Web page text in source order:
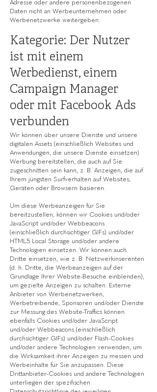
Adresse oder andere personenbezogenen
Daten nicht an Werbeunternehmen oder
Werbenetzwerke weitergeben.
Kategorie: Der Nutzer
ist mit einem
Werbedienst, einem
Campaign Manager
oder mit Facebook Ads
verbunden
Wir können über unsere Dienste und unsere
digitalen Assets (einschließlich Websites und
Anwendungen, die unsere Dienste einsetzen)
Werbung bereitstellen, die auch auf Sie
zugeschnitten sein kann, z. B. Anzeigen, die auf
Ihrem jüngsten Surfverhalten auf Websites,
Geräten oder Browsern basieren.
Um diese Werbeanzeigen für Sie
bereitzustellen, können wir Cookies und/oder
JavaScript und/oder Webbeacons
(einschließlich durchsichtiger GIFs) und/oder
HTML5 Local Storage und/oder andere
Technologien einsetzen. Wir können auch
Dritte einsetzen, wie z. B. Netzwerkinserenten
(d. h. Dritte, die Werbeanzeigen auf der
Grundlage Ihrer Website-Besuche einblenden),
um gezielte Anzeigen zu schalten. Externe
Anbieter von Werbenetzwerken,
Werbetreibende, Sponsoren und/oder Dienste
zur Messung des Website-Traffics können
ebenfalls Cookies und/oder JavaScript
und/oder Webbeacons (einschließlich
durchsichtiger GIFs) und/oder Flash-Cookies
und/oder andere Technologien verwenden, um
die Wirksamkeit ihrer Anzeigen zu messen und
Werbeinhalte für Sie anzupassen. Diese
Drittanbieter-Cookies und andere Technologien
unterliegen der spezifischen